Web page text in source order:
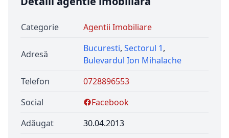
Categorie Agentii Imobiliare
Adresă
Bucuresti, Sectorul 1,
Bulevardul Ion Mihalache
Telefon
0728896553
Social
Facebook
Adăugat
30.04.2013